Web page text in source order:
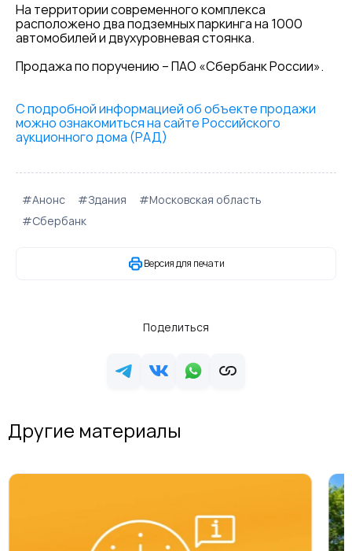
На территории современного комплекса
расположено два подземных паркинга на 1000
автомобилей и двухуровневая стоянка.
Продажа по поручению – ПАО «Сбербанк России».
С подробной информацией об объекте продажи
можно ознакомиться на сайте Российского
аукционного дома (РАД)
#Анонс #Здания
#Московская область
#Сбербанк
Версия для печати
Поделиться
Другие материалы